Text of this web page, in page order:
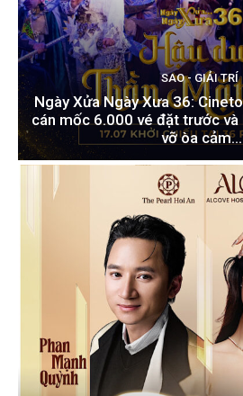
SAO - GIẢI TRÍ
Ngày Xửa Ngày Xưa 36:
cán mốc 6.000 vé đặt trước và
vỡ òa cảm...